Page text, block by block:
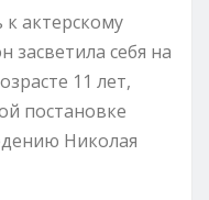
к актерскому
засветила себя на
11 лет,
постановке
Николая